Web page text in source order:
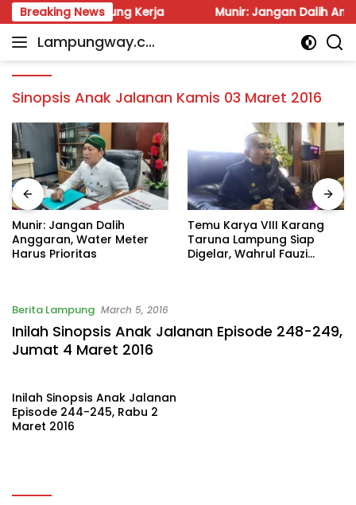
Skip
to
content
Breaking News
Kita Langsung Kerja Munir: Jangan Dalih
Lampungway.co
Portal
Lampung
Terpercaya
dan
Terupdate
Sinopsis Anak Jalanan Kamis 03 Maret 2016
Munir: Jangan Dalih
Anggaran, Water Meter
Harus Prioritas
Temu Karya VIII Karang
Taruna Lampung Siap
Digelar, Wahrul Fauzi
Berita Lampung March 5, 2016
Inilah Sinopsis Anak Jalanan Episode 248-249,
Jumat 4 Maret 2016
Inilah Sinopsis Anak Jalanan
Episode 244-245, Rabu 2
Maret 2016